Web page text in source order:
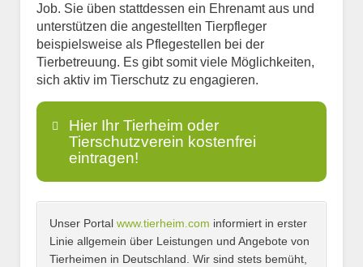
Job. Sie üben stattdessen ein Ehrenamt aus und
unterstützen die angestellten Tierpfleger
beispielsweise als Pflegestellen bei der
Tierbetreuung. Es gibt somit viele Möglichkeiten,
sich aktiv im Tierschutz zu engagieren.
Hier Ihr Tierheim oder
Tierschutzverein kostenfrei
eintragen!
Name*
Unser Portal www.tierheim.com informiert in erster
Linie allgemein über Leistungen und Angebote von
Tierheimen in Deutschland. Wir sind stets bemüht,